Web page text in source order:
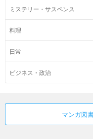
ミステリー・サスペンス
料理
日常
ビジネス・政治
マンガ図